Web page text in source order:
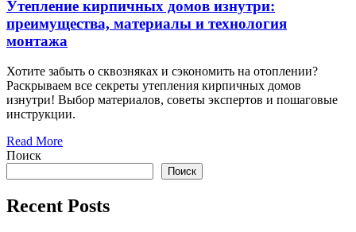
Утепление кирпичных домов изнутри:
преимущества, материалы и технология
монтажа
Хотите забыть о сквозняках и сэкономить на отоплении?
Раскрываем все секреты утепления кирпичных домов
изнутри! Выбор материалов, советы экспертов и пошаговые
инструкции.
Read More
Поиск
Поиск
Recent Posts